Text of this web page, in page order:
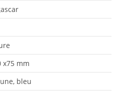
x75 mm
bleu